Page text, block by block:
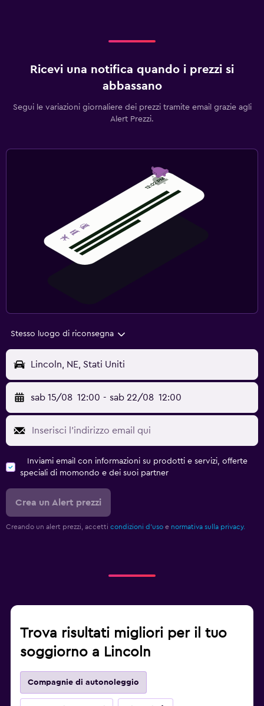
Ricevi una notifica quando i prezzi si
abbassano
Segui le variazioni giornaliere dei prezzi tramite email grazie agli
Alert Prezzi.
Stesso luogo di riconsegna
Lincoln, NE, Stati Uniti
sab 15/08 12:00 - sab 22/08 12:00
Inviami email con informazioni su prodotti e servizi, offerte
speciali di momondo e dei suoi partner
Crea un Alert prezzi
Creando un alert prezzi, accetti condizioni d'uso e normativa sulla privacy.
Trova risultati migliori per il tuo
soggiorno a Lincoln
Compagnie di autonoleggio